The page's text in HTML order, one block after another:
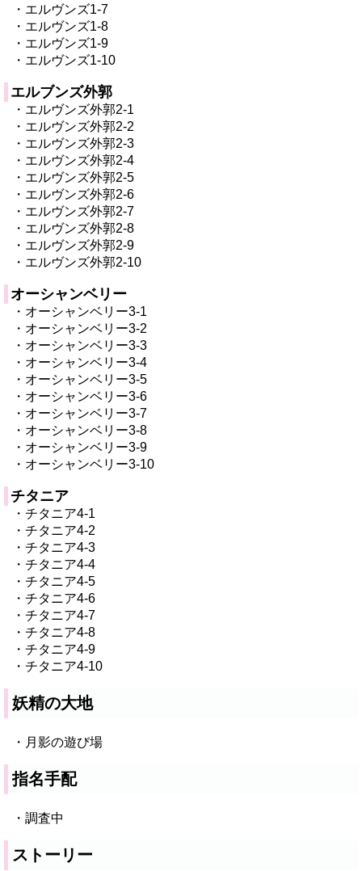
・エルヴンズ1-7
・エルヴンズ1-8
・エルヴンズ1-9
・エルヴンズ1-10
エルブンズ外郭
・エルヴンズ外郭2-1
・エルヴンズ外郭2-2
・エルヴンズ外郭2-3
・エルヴンズ外郭2-4
・エルヴンズ外郭2-5
・エルヴンズ外郭2-6
・エルヴンズ外郭2-7
・エルヴンズ外郭2-8
・エルヴンズ外郭2-9
・エルヴンズ外郭2-10
オーシャンベリー
・オーシャンベリー3-1
・オーシャンベリー3-2
・オーシャンベリー3-3
・オーシャンベリー3-4
・オーシャンベリー3-5
・オーシャンベリー3-6
・オーシャンベリー3-7
・オーシャンベリー3-8
・オーシャンベリー3-9
・オーシャンベリー3-10
チタニア
・チタニア4-1
・チタニア4-2
・チタニア4-3
・チタニア4-4
・チタニア4-5
・チタニア4-6
・チタニア4-7
・チタニア4-8
・チタニア4-9
・チタニア4-10
妖精の大地
・月影の遊び場
指名手配
・調査中
ストーリー